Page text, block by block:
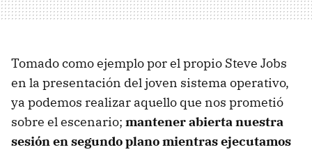
Tomado como ejemplo por el propio Steve Jobs
en la presentación del joven sistema operativo,
ya podemos realizar aquello que nos prometió
sobre el escenario; mantener abierta nuestra
sesión en segundo plano mientras ejecutamos